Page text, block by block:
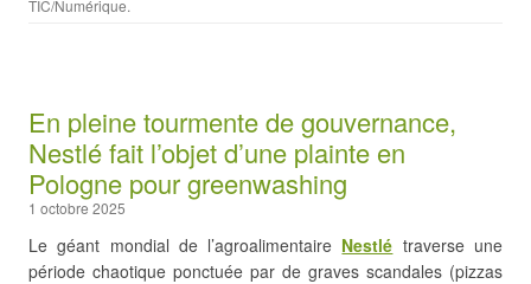
TIC/Numérique.
En pleine tourmente de gouvernance,
Nestlé fait l’objet d’une plainte en
Pologne pour greenwashing
1 octobre 2025
Le géant mondial de l’agroalimentaire Nestlé traverse une
période chaotique ponctuée par de graves scandales (pizzas